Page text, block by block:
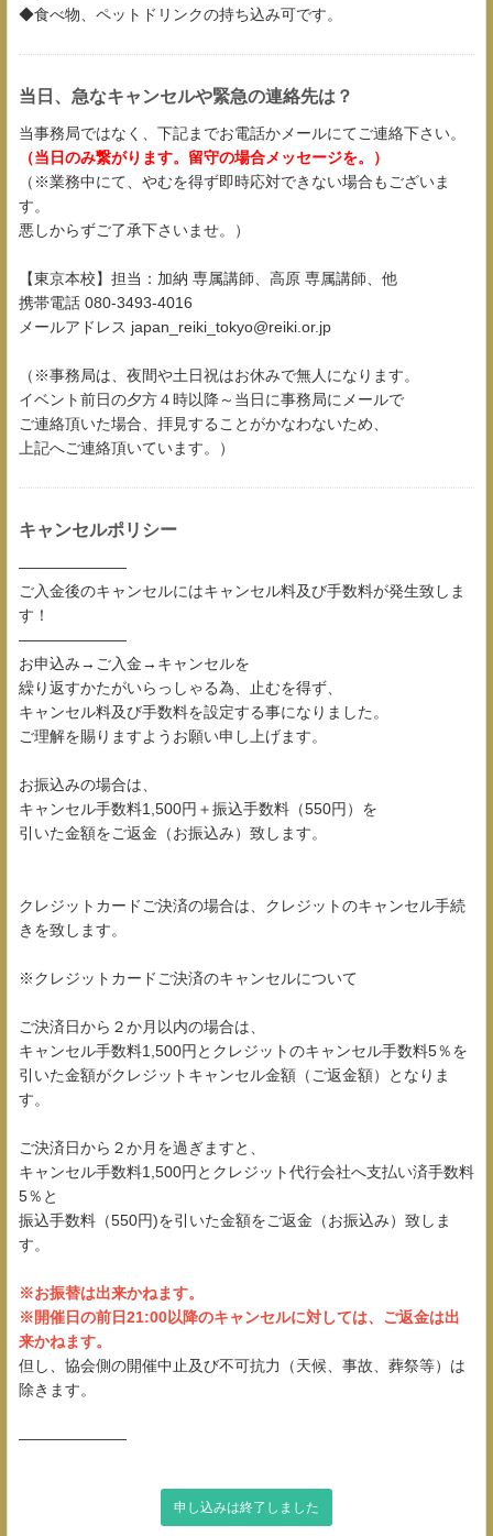
◆食べ物、ペットドリンクの持ち込み可です。
当日、急なキャンセルや緊急の連絡先は？
当事務局ではなく、下記までお電話かメールにてご連絡下さい。
（当日のみ繋がります。留守の場合メッセージを。）
（※業務中にて、やむを得ず即時応対できない場合もございま
す。
悪しからずご了承下さいませ。）
【東京本校】担当：加納 専属講師、高原 専属講師、他
携帯電話 080-3493-4016
メールアドレス japan_reiki_tokyo@reiki.or.jp
（※事務局は、夜間や土日祝はお休みで無人になります。
イベント前日の夕方４時以降～当日に事務局にメールで
ご連絡頂いた場合、拝見することがかなわないため、
上記へご連絡頂いています。）
キャンセルポリシー
―――――――
ご入金後のキャンセルにはキャンセル料及び手数料が発生致しま
す！
―――――――
お申込み→ご入金→キャンセルを
繰り返すかたがいらっしゃる為、止むを得ず、
キャンセル料及び手数料を設定する事になりました。
ご理解を賜りますようお願い申し上げます。
お振込みの場合は、
キャンセル手数料1,500円＋振込手数料（550円）を
引いた金額をご返金（お振込み）致します。
クレジットカードご決済の場合は、クレジットのキャンセル手続
きを致します。
※クレジットカードご決済のキャンセルについて
ご決済日から２か月以内の場合は、
キャンセル手数料1,500円とクレジットのキャンセル手数料5％を
引いた金額がクレジットキャンセル金額（ご返金額）となりま
す。
ご決済日から２か月を過ぎますと、
キャンセル手数料1,500円とクレジット代行会社へ支払い済手数料
5％と
振込手数料（550円)を引いた金額をご返金（お振込み）致しま
す。
※お振替は出来かねます。
※開催日の前日21:00以降のキャンセルに対しては、ご返金は出
来かねます。
但し、協会側の開催中止及び不可抗力（天候、事故、葬祭等）は
除きます。
―――――――
申し込みは終了しました